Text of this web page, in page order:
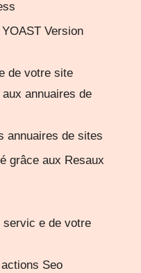
Version
de votre site
annuaires de
annuaires de sites
grâce aux Resaux
servic e de votre
Seo